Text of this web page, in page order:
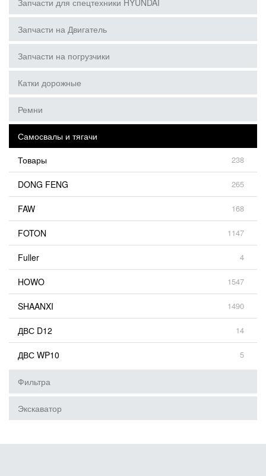
Запчасти для спецтехники HYUNDAI
Запчасти на Двигатель
Запчасти на погрузчики
Катки дорожные
Ремни
Самосвалы и тягачи
Товары
238
DONG FENG 265
FAW 168
FOTON 1147
Fuller 4
HOWO 1547
SHAANXI 1490
ДВС D12 14
ДВС WP10 5
Фильтра
Экскаватор